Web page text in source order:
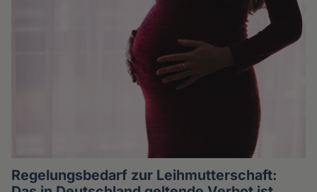
Regelungsbedarf zur Leihmutterschaft: